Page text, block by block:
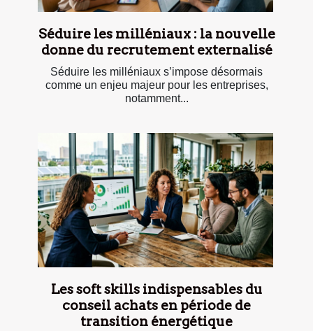
Séduire les milléniaux : la nouvelle
donne du recrutement externalisé
Séduire les milléniaux s’impose désormais
comme un enjeu majeur pour les entreprises,
notamment...
Les soft skills indispensables du
conseil achats en période de
transition énergétique